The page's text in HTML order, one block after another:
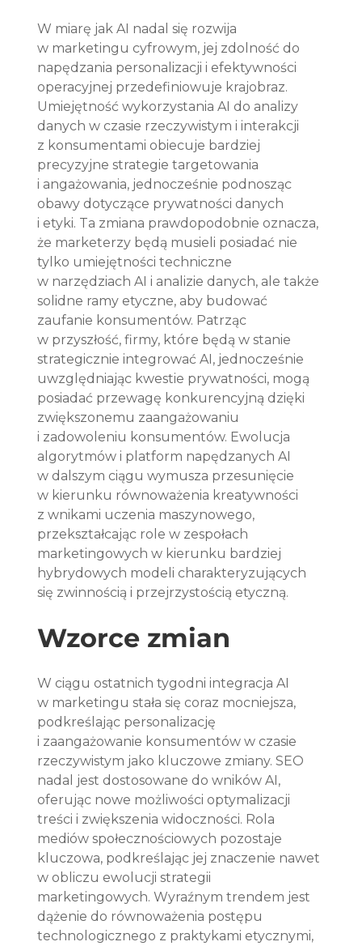
W miarę jak AI nadal się rozwija
w marketingu cyfrowym, jej zdolność do
napędzania personalizacji i efektywności
operacyjnej przedefiniowuje krajobraz.
Umiejętność wykorzystania AI do analizy
danych w czasie rzeczywistym i interakcji
z konsumentami obiecuje bardziej
precyzyjne strategie targetowania
i angażowania, jednocześnie podnosząc
obawy dotyczące prywatności danych
i etyki. Ta zmiana prawdopodobnie oznacza,
że marketerzy będą musieli posiadać nie
tylko umiejętności techniczne
w narzędziach AI i analizie danych, ale także
solidne ramy etyczne, aby budować
zaufanie konsumentów. Patrząc
w przyszłość, firmy, które będą w stanie
strategicznie integrować AI, jednocześnie
uwzględniając kwestie prywatności, mogą
posiadać przewagę konkurencyjną dzięki
zwiększonemu zaangażowaniu
i zadowoleniu konsumentów. Ewolucja
algorytmów i platform napędzanych AI
w dalszym ciągu wymusza przesunięcie
w kierunku równoważenia kreatywności
z wnikami uczenia maszynowego,
przekształcając role w zespołach
marketingowych w kierunku bardziej
hybrydowych modeli charakteryzujących
się zwinnością i przejrzystością etyczną.
Wzorce zmian
W ciągu ostatnich tygodni integracja AI
w marketingu stała się coraz mocniejsza,
podkreślając personalizację
i zaangażowanie konsumentów w czasie
rzeczywistym jako kluczowe zmiany. SEO
nadal jest dostosowane do wników AI,
oferując nowe możliwości optymalizacji
treści i zwiększenia widoczności. Rola
mediów społecznościowych pozostaje
kluczowa, podkreślając jej znaczenie nawet
w obliczu ewolucji strategii
marketingowych. Wyraźnym trendem jest
dążenie do równoważenia postępu
technologicznego z praktykami etycznymi,